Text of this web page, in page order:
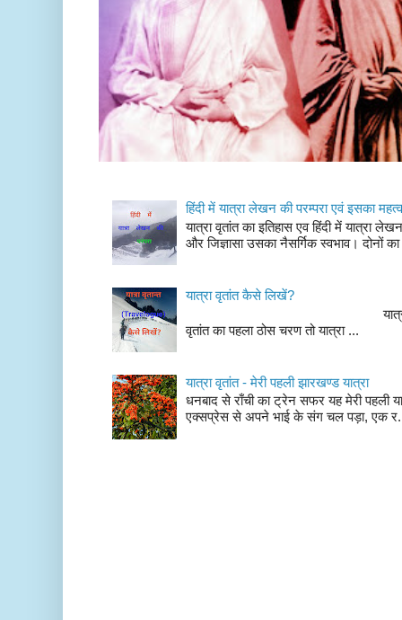
हिंदी में यात्रा लेखन की परम्परा एवं इसका महत्व
यात्रा वृतांत का इतिहास एव हिंदी में यात्रा
और जिज्ञासा उसका नैसर्गिक स्वभाव। दोनों
यात्रा वृतांत कैसे लिखें?
यात्रा वृतांत लेखन के
वृतांत का पहला ठोस चरण तो यात्रा ...
यात्रा वृतांत - मेरी पहली झारखण्ड यात्रा
धनबाद से राँची का ट्रेन सफर यह मेरी पहली
एक्सप्रेस से अपने भाई के संग चल पड़ा, एक